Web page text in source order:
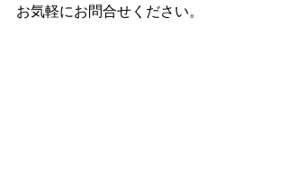
お気軽にお問合せください。